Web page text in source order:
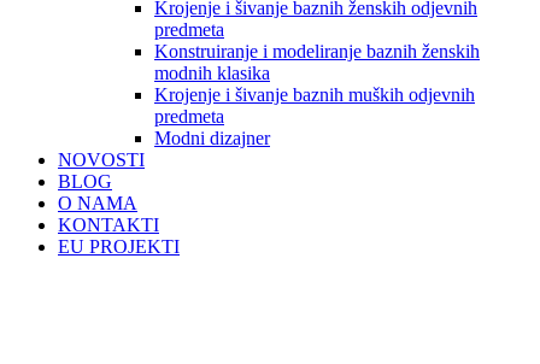
Krojenje i šivanje baznih ženskih odjevnih
predmeta
Konstruiranje i modeliranje baznih ženskih
modnih klasika
Krojenje i šivanje baznih muških odjevnih
predmeta
Modni dizajner
NOVOSTI
BLOG
O NAMA
KONTAKTI
EU PROJEKTI